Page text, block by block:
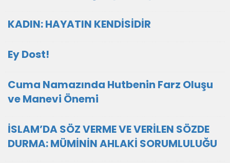
KADIN: HAYATIN KENDİSİDİR
Ey Dost!
Cuma Namazında Hutbenin Farz Oluşu
ve Manevi Önemi
İSLAM’DA SÖZ VERME VE VERİLEN SÖZDE
DURMA: MÜMİNİN AHLAKİ SORUMLULUĞU